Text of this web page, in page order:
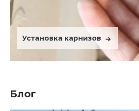
Установка карнизов
Блог